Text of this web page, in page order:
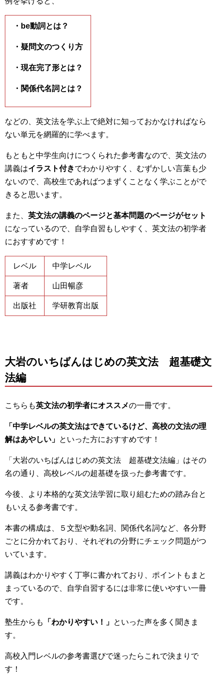
・be動詞とは？
・疑問文のつくり方
・現在完了形とは？
・関係代名詞とは？
などの、英文法を学ぶ上で絶対に知っておかなければなら
ない単元を網羅的に学べます。
もともと中学生向けにつくられた参考書なので、英文法の
講義はイラスト付きでわかりやすく、むずかしい言葉も少
ないので、高校生であればつまずくことなく学ぶことがで
きると思います。
また、 英文法の講義のページと基本問題のページがセット
になっているので、自学自習もしやすく、英文法の初学者
におすすめです！
レベル 中学レベル
著者 山田暢彦
出版社 学研教育出版
大岩のいちばんはじめの英文法 超基礎文
法編
こちらも英文法の初学者にオススメの一冊です。
「中学レベルの英文法はできているけど、高校の文法の理
解はあやしい」 といった方におすすめです！
「大岩のいちばんはじめの英文法 超基礎文法編」はその
名の通り、高校レベルの超基礎を扱った参考書です。
今後、より本格的な英文法学習に取り組むための踏み台と
もいえる参考書です。
本書の構成は、５文型や動名詞、関係代名詞など、各分野
ごとに分かれており、それぞれの分野にチェック問題がつ
いています。
講義はわかりやすく丁寧に書かれており、ポイントもまと
まっているので、自学自習するには非常に使いやすい一冊
です。
塾生からも 「わかりやすい！」 といった声を多く聞きま
す。
高校入門レベルの参考書選びで迷ったらこれで決まりで
す！